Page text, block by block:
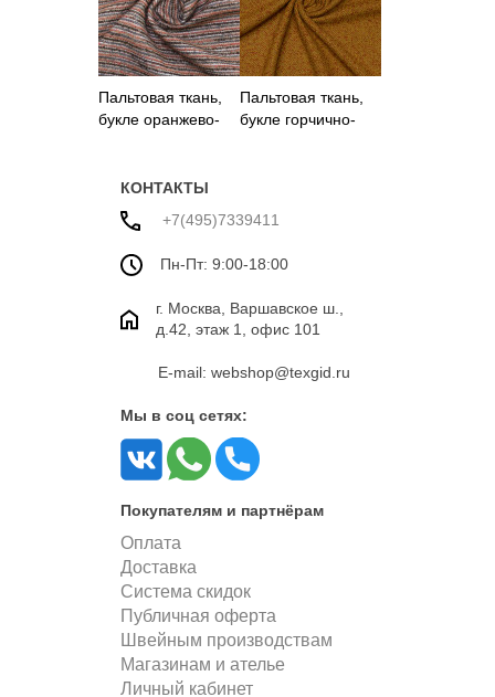
Пальтовая ткань,
букле оранжево-
Пальтовая ткань,
букле горчично-
КОНТАКТЫ
+7(495)7339411
Пн-Пт: 9:00-18:00
г. Москва, Варшавское ш.,
д.42, этаж 1, офис 101
E-mail: webshop@texgid.ru
Мы в соц сетях:
Покупателям и партнёрам
Оплата
Доставка
Система скидок
Публичная оферта
Швейным производствам
Магазинам и ателье
Личный кабинет